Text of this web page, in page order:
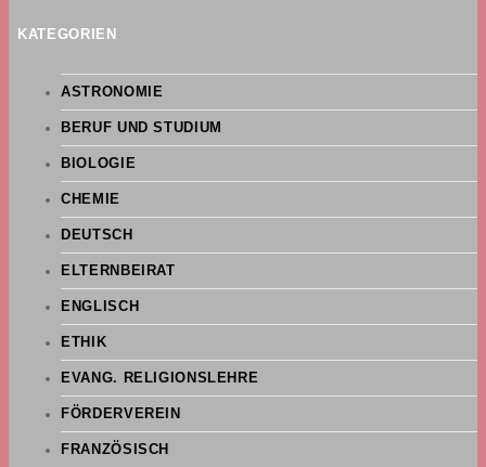
KATEGORIEN
ASTRONOMIE
BERUF UND STUDIUM
BIOLOGIE
CHEMIE
DEUTSCH
ELTERNBEIRAT
ENGLISCH
ETHIK
EVANG. RELIGIONSLEHRE
FÖRDERVEREIN
FRANZÖSISCH